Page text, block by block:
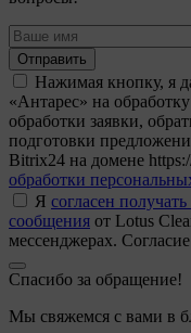
Отправить
Нажимая кнопку, я
«Антарес» на
обработки заявки,
подготовки
Bitrix24 на домене
обработки
Я согласен
сообщения от Lotus
мессенджерах.
Спасибо за обращение!
Мы свяжемся с вами в